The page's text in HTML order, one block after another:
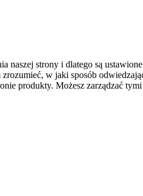
naszej strony i dlatego są
w jaki sposób
produkty. Możesz zarządzać